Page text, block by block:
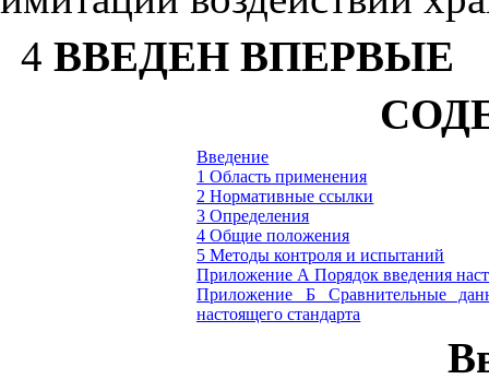
4 ВВЕДЕН ВПЕРВЫЕ
Введение
1 Область применения
2 Нормативные ссылки
3 Определения
4 Общие положения
5 Методы контроля и испытаний
Приложение А Порядок введения
Приложение Б Сравнительные
настоящего стандарта